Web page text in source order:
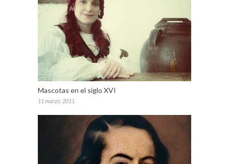
Mascotas en el siglo XVI
11 marzo, 2011